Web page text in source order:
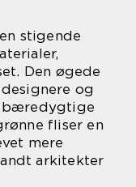
stigende
Den øgede
og
bæredygtige
fliser en
mere
arkitekter